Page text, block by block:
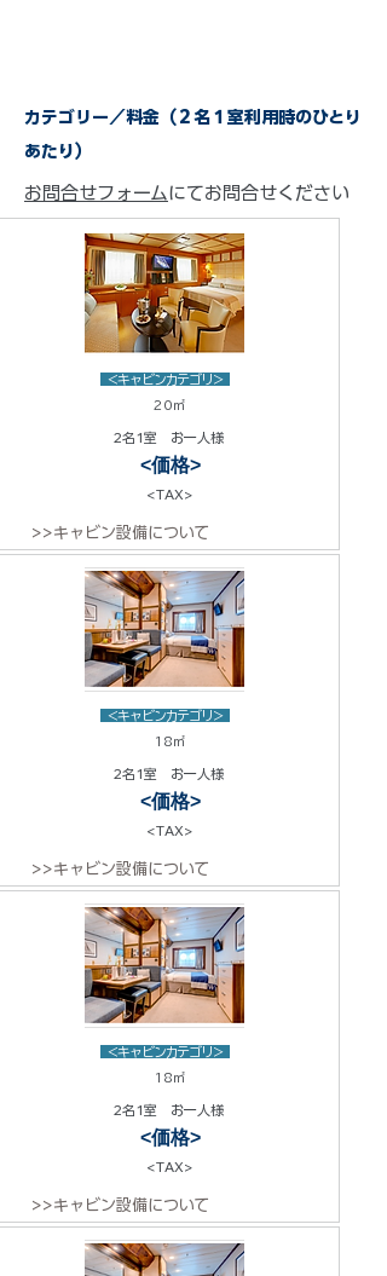
カテゴリー／料金（２名１室利用時のひとり
あたり）
お問合せフォームにてお問合せください
<キャビンカテゴリ>
20㎡
2名1室 お一人様
<価格>
<TAX>
>>キャビン設備について
<キャビンカテゴリ>
18㎡
2名1室 お一人様
<価格>
<TAX>
>>キャビン設備について
<キャビンカテゴリ>
18㎡
2名1室 お一人様
<価格>
<TAX>
>>キャビン設備について